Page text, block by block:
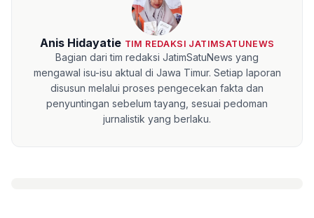
Anis Hidayatie TIM REDAKSI JATIMSATUNEWS
Bagian dari tim redaksi JatimSatuNews yang
mengawal isu-isu aktual di Jawa Timur. Setiap laporan
disusun melalui proses pengecekan fakta dan
penyuntingan sebelum tayang, sesuai pedoman
jurnalistik yang berlaku.